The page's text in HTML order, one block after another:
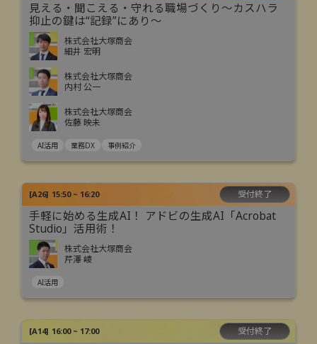
見える・聞こえる・守れる職場づくり～カスハラ
抑止の鍵は“記録”にあり～
株式会社大塚商会
細井 宏明
株式会社大塚商会
内村 公一
株式会社大塚商会
佐藤 映未
AI活用 業務DX 事例紹介
[A26] 15:50 ~ 16:20 受付終了
手軽に始める生成AI！ アドビの生成AI「Acrobat
Studio」活用術！
株式会社大塚商会
芹澤 崚
AI活用
[A14] 16:00 ~ 17:00 受付終了